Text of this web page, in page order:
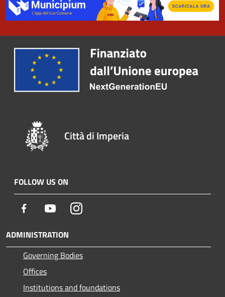
Città di Imperia
FOLLOW US ON
Facebook YoutubeInstagram
ADMINISTRATION
Governing Bodies
Offices
Institutions and foundations